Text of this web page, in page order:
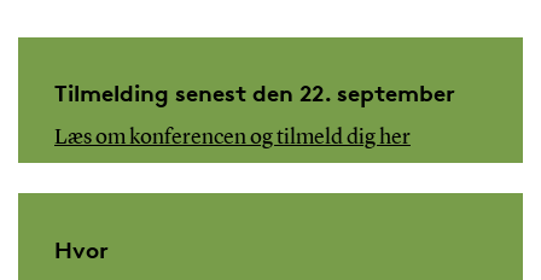
Tilmelding senest den 22. september
Læs om konferencen og tilmeld dig her
Hvor